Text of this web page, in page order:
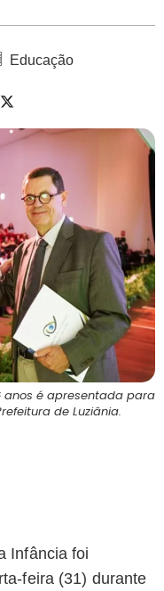
Educação
anos é apresentada para
de Luziânia.
Infância foi
feira (31) durante